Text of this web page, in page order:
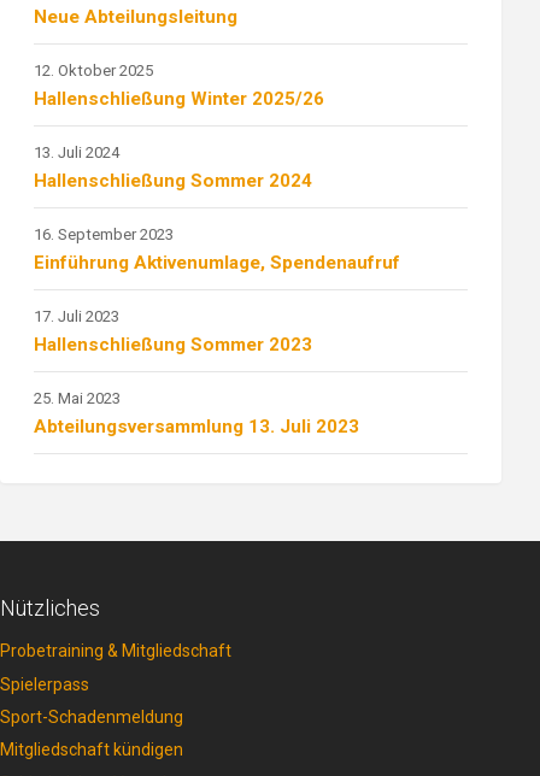
Neue Abteilungsleitung
Hallenschließung Winter 2025/26
12. Oktober 2025
Hallenschließung Sommer 2024
13. Juli 2024
Einführung Aktivenumlage, Spendenaufruf
16. September 2023
Hallenschließung Sommer 2023
17. Juli 2023
Abteilungsversammlung 13. Juli 2023
25. Mai 2023
Nützliches
Probetraining & Mitgliedschaft
Spielerpass
Sport-Schadenmeldung
Mitgliedschaft kündigen